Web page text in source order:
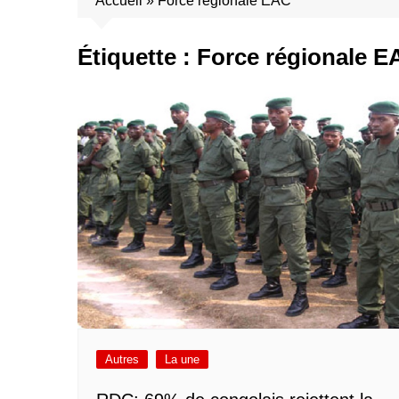
Étiquette : Force régionale
Autres La une